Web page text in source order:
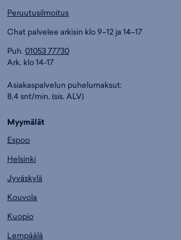
Peruutusilmoitus
Chat palvelee arkisin klo 9–12 ja 14–17
Puh. 01053 77730
Ark. klo 14-17
Asiakaspalvelun puhelumaksut:
8,4 snt/min. (sis. ALV)
Myymälät
Espoo
Helsinki
Jyväskylä
Kouvola
Kuopio
Lempäälä